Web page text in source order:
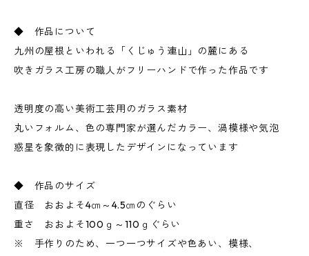
◆ 作品について
九州の屋根といわれる「くじゅう連山」の麓にある
吹きガラス工房の職人がフリーハンドで作った作品です
透明度の高い美術工芸用のガラス素材
丸いフォルム、色の専門家が選んだカラー、渦模様や気泡
惑星を象徴的に表現したデザインになっています
◆ 作品のサイズ
直径 おおよそ4㎝～4.5㎝のぐらい
重さ おおよそ100ｇ～110ｇぐらい
※ 手作りのため、一つ一つサイズや色あい、模様、